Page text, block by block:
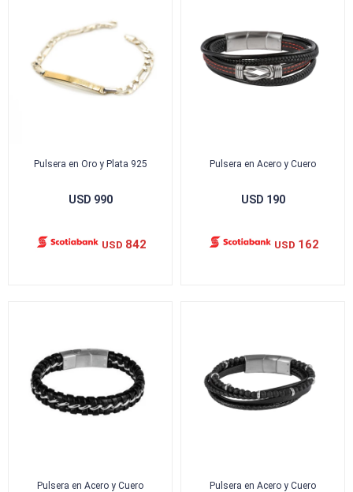
Pulsera en Oro y Plata 925
USD 990
USD 842
Pulsera en Acero y Cuero
USD 190
USD 162
Pulsera en Acero y Cuero Pulsera en Acero y Cuero